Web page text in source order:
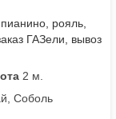
рояль,
ГАЗели, вывоз
2 м.
Соболь